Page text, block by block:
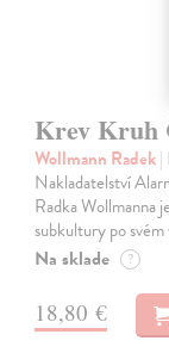
Krev Kruh
Wollmann Radek|
Nakladatelství
Radka Wollmanna
subkultury po
Na sklade ?
18,80 €